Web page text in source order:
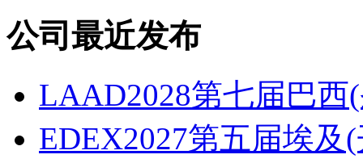
公司最近发布
LAAD2028第七届巴西
EDEX2027第五届埃及